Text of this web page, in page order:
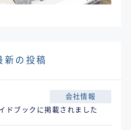
新の投稿
会社情報
ドブックに掲載されました